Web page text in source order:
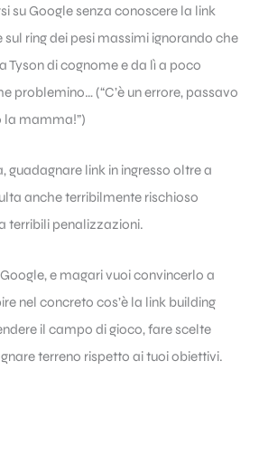
su Google senza conoscere la link
sul ring dei pesi massimi ignorando che
Tyson di cognome e da lì a poco
problemino… (“C’è un errore, passavo
la mamma!”)
guadagnare link in ingresso oltre a
anche terribilmente rischioso
terribili penalizzazioni.
e magari vuoi convincerlo a
nel concreto cos’è la link building
il campo di gioco, fare scelte
terreno rispetto ai tuoi obiettivi.